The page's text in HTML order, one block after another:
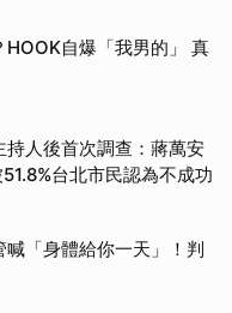
HOOK自爆「我男的」 真
持人後首次調查：蔣萬安
台北市民認為不成功
「身體給你一天」！判